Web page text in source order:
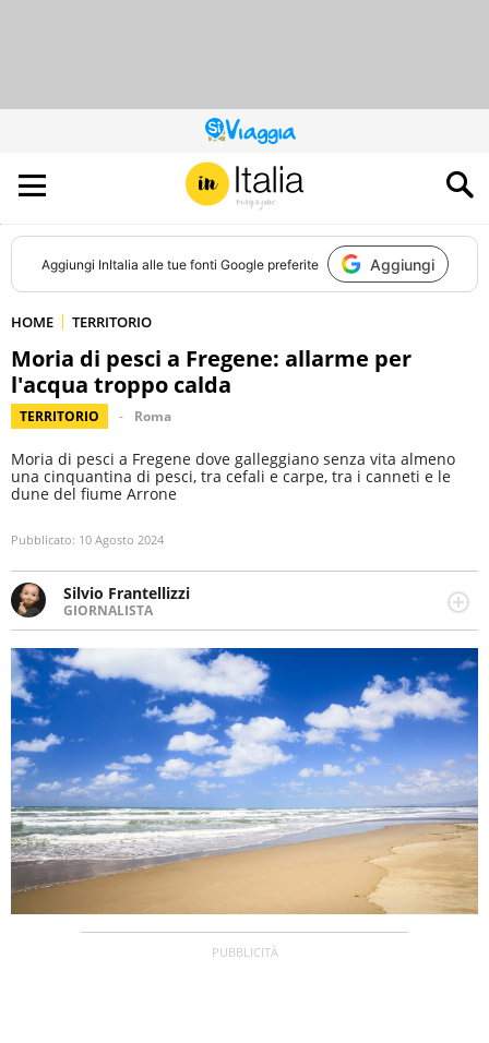
QUESTO
SITO
CONTRIBUISCE
ALL’AUDIENCE
DI
Aggiungi InItalia alle tue fonti Google preferite Aggiungi
HOME TERRITORIO
Moria di pesci a Fregene: allarme per
l'acqua troppo calda
TERRITORIO Roma
Moria di pesci a Fregene dove galleggiano senza vita almeno
una cinquantina di pesci, tra cefali e carpe, tra i canneti e le
dune del fiume Arrone
Pubblicato: 10 Agosto 2024
Silvio Frantellizzi
GIORNALISTA
Giornalista pubblicista. Da oltre dieci anni si occupa di
informazione sul web, scrivendo di sport, attualità,
cronaca, motori, spettacolo e videogame.